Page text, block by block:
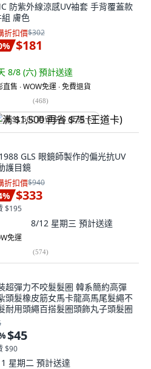
防紫外線涼感UV袖套 手背覆蓋款
膚色
折扣價$302
% $181
8/8 (六) 預計送達
直售 ∙ WOW免運 ∙ 免費退貨
(468)
满 $1,500 再省 $75 (王道卡)
GLS 眼鏡師製作的偏光抗UV
護目鏡
折扣價$940
% $333
$195
8/12 星期三 預計送達
免運
(574)
超彈力不咬髮髮圈 韓系簡約高彈
頭髮橡皮筋女馬卡龍高馬尾髮繩不
耐用頭繩百搭髮圈頭飾丸子頭髮圈
$45
$90
星期二 預計送達